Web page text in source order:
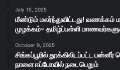
July 15, 2025
மீண்டும் மலர்ந்துவிட்டது! வணக்கம்
முழக்கம்- தமிழ்ப்பள்ளி
October 9, 2025
சிங்கப்பூரில் தூக்கிலிடப்பட்ட
நாளை ஈப்போவில் நடைபெறும்